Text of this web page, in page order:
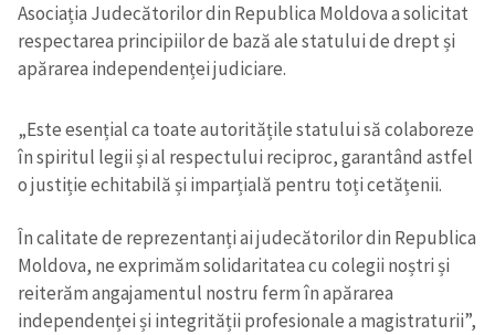
Asociația Judecătorilor din Republica Moldova a solicitat
respectarea principiilor de bază ale statului de drept și
apărarea independenței judiciare.
„Este esențial ca toate autoritățile statului să colaboreze
în spiritul legii și al respectului reciproc, garantând astfel
o justiție echitabilă și imparțială pentru toți cetățenii.
În calitate de reprezentanți ai judecătorilor din Republica
Moldova, ne exprimăm solidaritatea cu colegii noștri și
reiterăm angajamentul nostru ferm în apărarea
independenței și integrității profesionale a magistraturii”,